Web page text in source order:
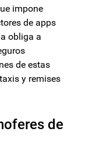
impone
de apps
obliga a
de estas
y remises
de